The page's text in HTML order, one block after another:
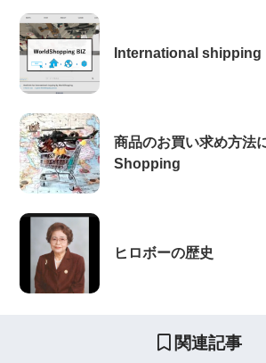
International shipping
商品のお買い求め方法
Shopping
ヒロボーの歴史
関連記事